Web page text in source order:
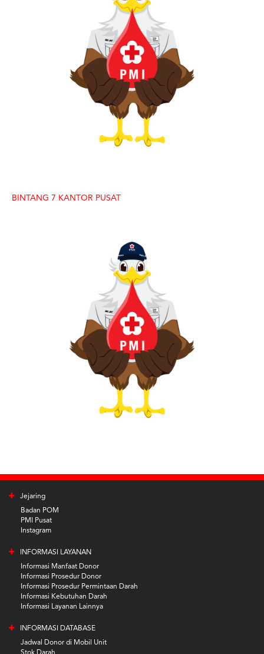
BINTANG 7 KANTOR PUSAT
Jejaring
Badan POM
PMI Pusat
Instagram
INFORMASI LAYANAN
Informasi Manfaat Donor
Informasi Prosedur Donor
Informasi Prosedur Permintaan Darah
Informasi Kebutuhan Darah
Informasi Layanan Lainnya
INFORMASI DATABASE
Jadwal Donor di Mobil Unit